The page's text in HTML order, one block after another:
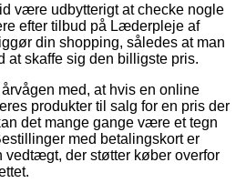
være udbytterigt at checke nogle
efter tilbud på Læderpleje af
din shopping, således at man
at skaffe sig den billigste pris.
med, at hvis en online
produkter til salg for en pris der
det mange gange være et tegn
med betalingskort er
vedtægt, der støtter køber overfor